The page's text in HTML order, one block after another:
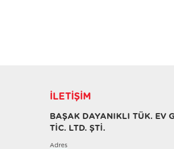
İLETIŞIM
BAŞAK DAYANIKLI TÜK. EV
TİC. LTD. ŞTİ.
Adres